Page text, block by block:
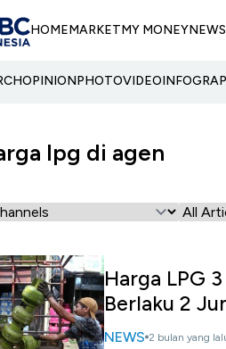
HOMEMARKETMY MONEYNEWS
OPINIONPHOTOVIDEO
lpg di agen
Harga LPG
Berlaku 2
NEWS 2 bulan yang